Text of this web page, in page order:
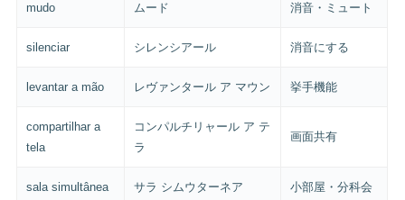
mudo ムード 消音・ミュート
silenciar シレンシアール 消音にする
levantar a mão レヴァンタール ア マウン 挙手機能
compartilhar a
tela
コンパルチリャール ア テ
ラ
画面共有
sala simultânea サラ シムウターネア 小部屋・分科会